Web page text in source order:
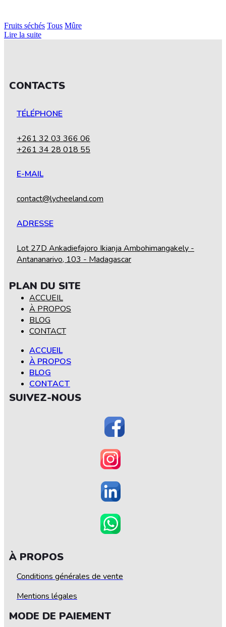
Fruits séchés Tous Mûre
Lire la suite
CONTACTS
TÉLÉPHONE
+261 32 03 366 06
+261 34 28 018 55
E-MAIL
contact@lycheeland.com
ADRESSE
Lot 27D Ankadiefajoro Ikianja Ambohimangakely -
Antananarivo, 103 - Madagascar
PLAN DU SITE
ACCUEIL
À PROPOS
BLOG
CONTACT
ACCUEIL
À PROPOS
BLOG
CONTACT
SUIVEZ-NOUS
À PROPOS
Conditions générales de vente
Mentions légales
MODE DE PAIEMENT